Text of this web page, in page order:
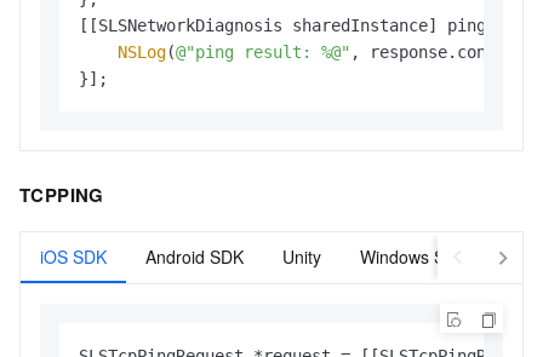
[[SLSNetworkDiagnosis sharedInstance]
NSLog(@"ping result: %@" , response.content);
}];
TCPPING
iOS SDK Android SDK Unity Windows SDK